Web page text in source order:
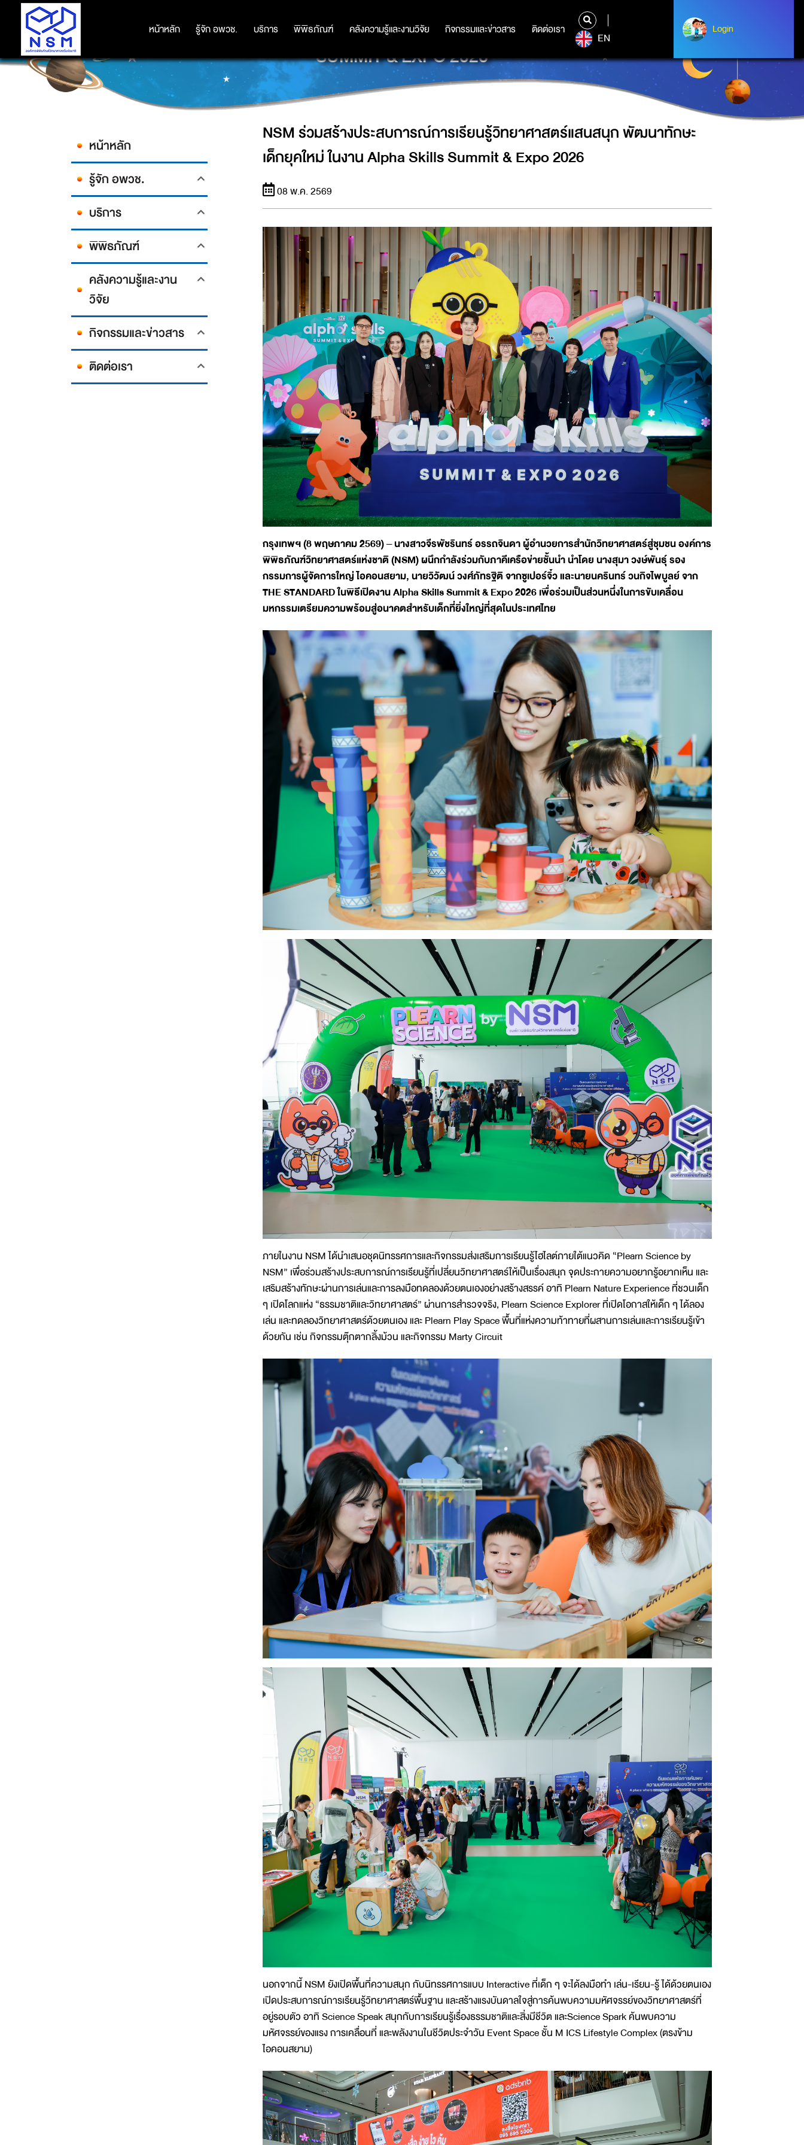
หน้าหลัก รู้จัก อพวช. บริการ พิพิธภัณฑ์ คลังความรู้และงานวิจัย กิจกรรมและข่าวสาร ติดต่อเรา
หน้าหลัก รู้จัก อพวช. บริการ พิพิธภัณฑ์ คลังความรู้และงานวิจัย กิจกรรมและข่าวสาร ติดต่อเรา
EN
Login
Login
NSM ร่วมสร้างประสบการณ์การเรียนรู้วิทยาศาสตร์แสนสนุก พัฒนาทักษะเด็กยุคใหม่ ในงาน ALPHA SKILLS
SUMMIT & EXPO 2026
หน้าหลัก
รู้จัก อพวช.
บริการ
พิพิธภัณฑ์
คลังความรู้และงาน
วิจัย
กิจกรรมและข่าวสาร
ติดต่อเรา
NSM ร่วมสร้างประสบการณ์การเรียนรู้วิทยาศาสตร์แสนสนุก พัฒนาทักษะ
เด็กยุคใหม่ ในงาน Alpha Skills Summit & Expo 2026
08 พ.ค. 2569
กรุงเทพฯ (8 พฤษภาคม 2569) – นางสาวจีรพัชรินทร์ อรรถจินดา ผู้อำนวยการสำนักวิทยาศาสตร์สู่ชุมชน องค์การ
พิพิธภัณฑ์วิทยาศาสตร์แห่งชาติ (NSM) ผนึกกำลังร่วมกับภาคีเครือข่ายชั้นนำ นำโดย นางสุมา วงษ์พันธุ์ รอง
กรรมการผู้จัดการใหญ่ ไอคอนสยาม, นายวิวัฒน์ วงศ์ภัทรฐิติ จากซูเปอร์จิ๋ว และนายนครินทร์ วนกิจไพบูลย์ จาก
THE STANDARD ในพิธีเปิดงาน Alpha Skills Summit & Expo 2026 เพื่อร่วมเป็นส่วนหนึ่งในการขับเคลื่อน
มหกรรมเตรียมความพร้อมสู่อนาคตสำหรับเด็กที่ยิ่งใหญ่ที่สุดในประเทศไทย
ภายในงาน NSM ได้นำเสนอชุดนิทรรศการและกิจกรรมส่งเสริมการเรียนรู้ไฮไลต์ภายใต้แนวคิด “Plearn Science by
NSM” เพื่อร่วมสร้างประสบการณ์การเรียนรู้ที่เปลี่ยนวิทยาศาสตร์ให้เป็นเรื่องสนุก จุดประกายความอยากรู้อยากเห็น และ
เสริมสร้างทักษะผ่านการเล่นและการลงมือทดลองด้วยตนเองอย่างสร้างสรรค์ อาทิ Plearn Nature Experience ที่ชวนเด็ก
ๆ เปิดโลกแห่ง “ธรรมชาติและวิทยาศาสตร์” ผ่านการสำรวจจริง, Plearn Science Explorer ที่เปิดโอกาสให้เด็ก ๆ ได้ลอง
เล่น และทดลองวิทยาศาสตร์ด้วยตนเอง และ Plearn Play Space พื้นที่แห่งความท้าทายที่ผสานการเล่นและการเรียนรู้เข้า
ด้วยกัน เช่น กิจกรรมตุ๊กตากลิ้งม้วน และกิจกรรม Marty Circuit
นอกจากนี้ NSM ยังเปิดพื้นที่ความสนุก กับนิทรรศการแบบ Interactive ที่เด็ก ๆ จะได้ลงมือทำ เล่น-เรียน-รู้ ได้ด้วยตนเอง
เปิดประสบการณ์การเรียนรู้วิทยาศาสตร์พื้นฐาน และสร้างแรงบันดาลใจสู่การค้นพบความมหัศจรรย์ของวิทยาศาสตร์ที่
อยู่รอบตัว อาทิ Science Speak สนุกกับการเรียนรู้เรื่องธรรมชาติและสิ่งมีชีวิต และScience Spark ค้นพบความ
มหัศจรรย์ของแรง การเคลื่อนที่ และพลังงานในชีวิตประจำวัน Event Space ชั้น M ICS Lifestyle Complex (ตรงข้าม
ไอคอนสยาม)